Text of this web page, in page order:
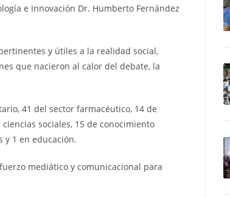
e Innovación Dr. Humberto Fernández
y útiles a la realidad social,
que nacieron al calor del debate, la
41 del sector farmacéutico, 14 de
sociales, 15 de conocimiento
y 1 en educación.
mediático y comunicacional para